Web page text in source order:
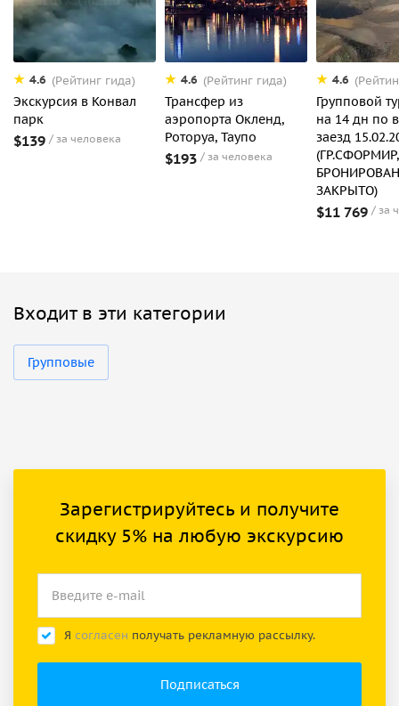
4.6 (Рейтинг гида)
Экскурсия в Конвал
парк
$139 за человека
4.6 (Рейтинг гида)
Трансфер из
аэропорта Окленд,
Роторуа, Таупо
$193 за человека
4.6
Групповой
на 14 дн по
заезд
(ГР.СФОРМИР,
ЗАКРЫТО)
$11 769 за
Входит в эти категории
Групповые
Зарегистрируйтесь и получите
скидку 5% на любую экскурсию
Я согласен получать рекламную рассылку.